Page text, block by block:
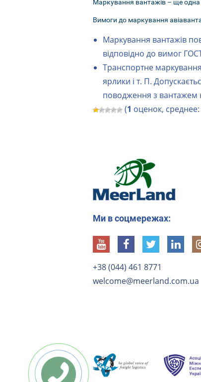
Маркування вантажів – ще одна
Вимоги до маркування
Маркування вантажів
відповідно до вимог
Транспортне маркування
ярлики і т. П.
поводження з вантажем
(1 оценок, среднее:
Ми в соцмережах:
+38 (044) 461 8771
welcome@meerland.com.ua